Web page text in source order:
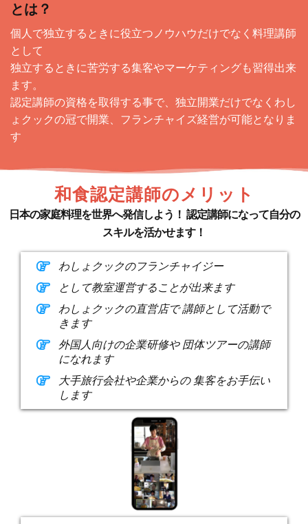
とは？
個人で独立するときに役立つノウハウだけでなく料理講師
として
独立するときに苦労する集客やマーケティングも習得出来
ます。
認定講師の資格を取得する事で、独立開業だけでなくわし
ょクックの冠で開業、フランチャイズ経営が可能となりま
す
和食認定講師のメリット
日本の家庭料理を世界へ発信しよう！ 認定講師になって自分の
スキルを活かせます！
わしょクックのフランチャイジー
として教室運営することが出来ます
わしょクックの直営店で 講師として活動で
きます
外国人向けの企業研修や 団体ツアーの講師
になれます
大手旅行会社や企業からの 集客をお手伝い
します